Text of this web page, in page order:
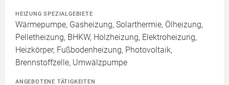
HEIZUNG SPEZIALGEBIETE
Wärmepumpe, Gasheizung, Solarthermie, Ölheizung,
Pelletheizung, BHKW, Holzheizung, Elektroheizung,
Heizkörper, Fußbodenheizung, Photovoltaik,
Brennstoffzelle, Umwälzpumpe
ANGEBOTENE TÄTIGKEITEN